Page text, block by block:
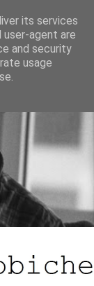
its services
user-agent are
and security
usage